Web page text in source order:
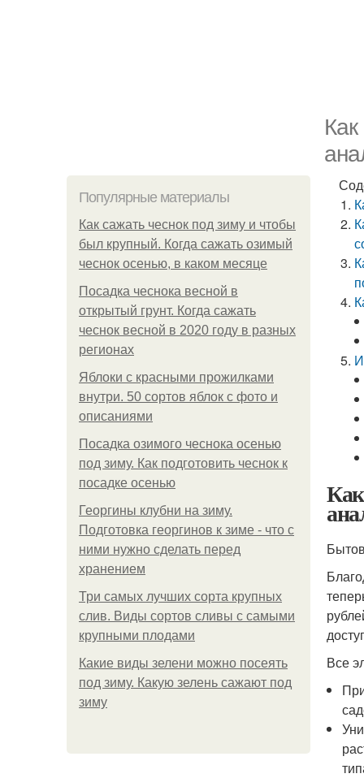
Популярные материалы
Как сажать чеснок под зиму и чтобы
был крупный. Когда сажать озимый
чеснок осенью, в каком месяце
Посадка чеснока весной в
открытый грунт. Когда сажать
чеснок весной в 2020 году в разных
регионах
Яблоки с красными прожилками
внутри. 50 сортов яблок с фото и
описаниями
Посадка озимого чеснока осенью
под зиму. Как подготовить чеснок к
посадке осенью
Георгины клубни на зиму.
Подготовка георгинов к зиме - что с
ними нужно сделать перед
хранением
Три самых лучших сорта крупных
слив. Виды сортов сливы с самыми
крупными плодами
Какие виды зелени можно посеять
под зиму. Какую зелень сажают под
зиму
Все